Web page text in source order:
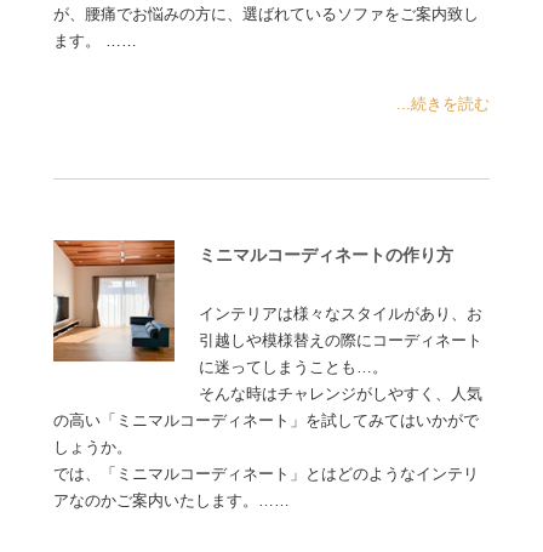
が、腰痛でお悩みの方に、選ばれているソファをご案内致し
ます。 ……
...続きを読む
ミニマルコーディネートの作り方
インテリアは様々なスタイルがあり、お
引越しや模様替えの際にコーディネート
に迷ってしまうことも…。
そんな時はチャレンジがしやすく、人気
の高い「ミニマルコーディネート」を試してみてはいかがで
しょうか。
では、「ミニマルコーディネート」とはどのようなインテリ
アなのかご案内いたします。……